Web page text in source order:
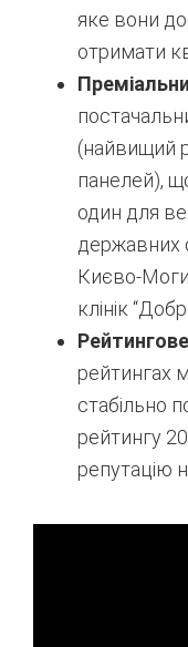
яке вони
отримати
(найвищий
панелей),
один для
державних
Києво-
клінік
рейтингах
стабільно
рейтингу
репутацію